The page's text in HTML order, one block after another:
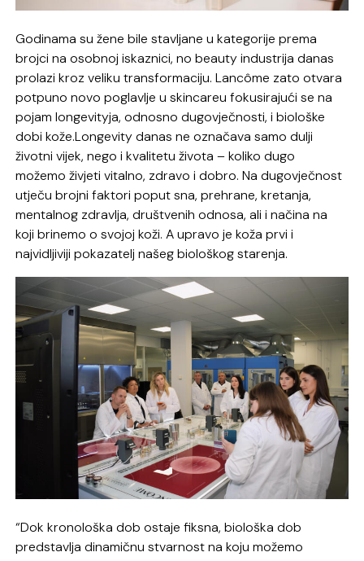
Godinama su žene bile stavljane u kategorije prema
brojci na osobnoj iskaznici, no beauty industrija danas
prolazi kroz veliku transformaciju. Lancôme zato otvara
potpuno novo poglavlje u skincareu fokusirajući se na
pojam longevityja, odnosno dugovječnosti, i biološke
dobi kože.Longevity danas ne označava samo dulji
životni vijek, nego i kvalitetu života – koliko dugo
možemo živjeti vitalno, zdravo i dobro. Na dugovječnost
utječu brojni faktori poput sna, prehrane, kretanja,
mentalnog zdravlja, društvenih odnosa, ali i načina na
koji brinemo o svojoj koži. A upravo je koža prvi i
najvidljiviji pokazatelj našeg biološkog starenja.
“Dok kronološka dob ostaje fiksna, biološka dob
predstavlja dinamičnu stvarnost na koju možemo